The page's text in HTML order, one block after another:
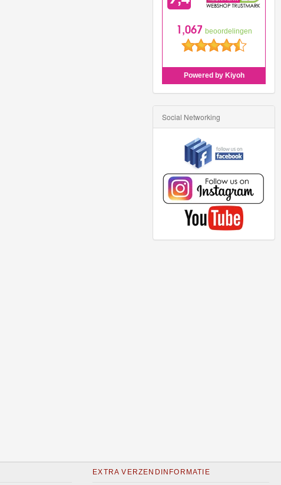
Social Networking
EXTRA VERZENDINFORMATIE